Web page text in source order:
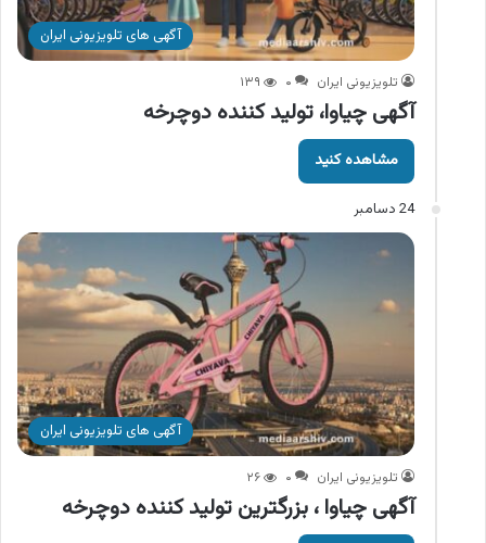
آگهی های تلویزیونی ایران
تلویزیونی ایران ۰ ۱۳۹
آگهی چیاوا، تولید کننده دوچرخه
مشاهده کنید
24 دسامبر
آگهی های تلویزیونی ایران
تلویزیونی ایران ۰ ۲۶
آگهی چیاوا ، بزرگترین تولید کننده دوچرخه